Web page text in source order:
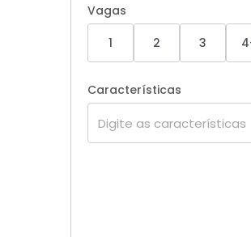
Vagas
1
2 3
Características